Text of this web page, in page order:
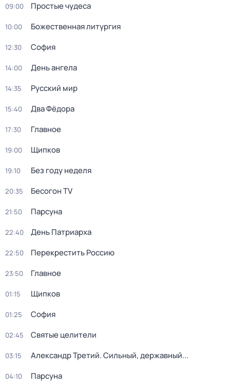
09:00 Простые чудеса
10:00 Божeственная литуpгия
12:30 София
14:00 День ангела
14:35 Русский мир
15:40 Два Фёдора
17:30 Главное
19:00 Щипков
19:10 Без году неделя
20:35 Бесогон TV
21:50 Парсуна
22:40 День Патриарха
22:50 Перекреcтить Росcию
23:50 Главное
01:15 Щипков
01:25 София
02:45 Святые целители
03:15 Александр Третий. Сильный, державный...
04:10 Парсуна